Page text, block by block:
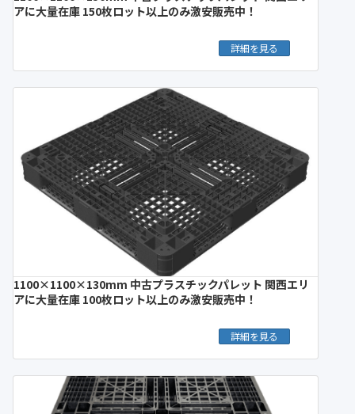
アに大量在庫 150枚ロット以上のみ激安販売中！
詳細を見る
1100×1100×130mm 中古プラスチックパレット 関西エリ
アに大量在庫 100枚ロット以上のみ激安販売中！
詳細を見る